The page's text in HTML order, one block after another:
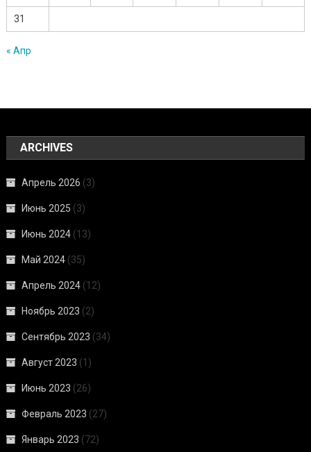
31
« Апр
ARCHIVES
Апрель 2026 (3)
Июнь 2025 (3)
Июнь 2024 (13)
Май 2024 (35)
Апрель 2024 (12)
Ноябрь 2023 (2)
Сентябрь 2023 (34)
Август 2023 (1)
Июнь 2023 (26)
Февраль 2023 (27)
Январь 2023 (72)